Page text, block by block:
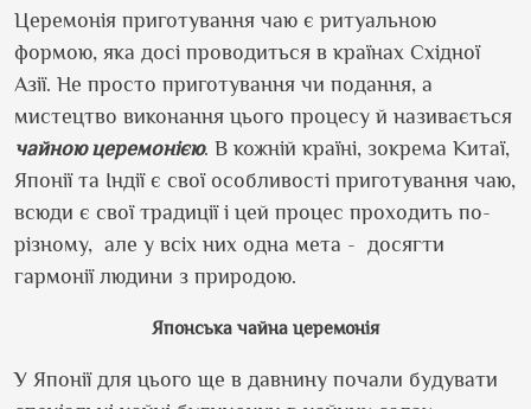
Церемонія приготування чаю є ритуальною
формою, яка досі проводиться в країнах Східної
Азії. Не просто приготування чи подання, а
мистецтво виконання цього процесу й називається
чайною церемонією. В кожній країні, зокрема Китаї,
Японії та Індії є свої особливості приготування чаю,
всюди є свої традиції і цей процес проходить по-
різному, але у всіх них одна мета - досягти
гармонії людини з природою.
Японська чайна церемонія
У Японії для цього ще в давнину почали будувати